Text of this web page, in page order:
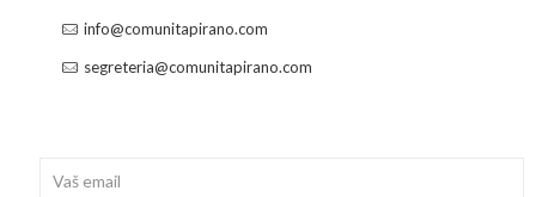
info@comunitapirano.com
segreteria@comunitapirano.com